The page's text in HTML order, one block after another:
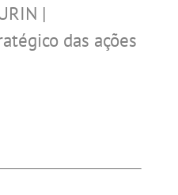
|
das ações